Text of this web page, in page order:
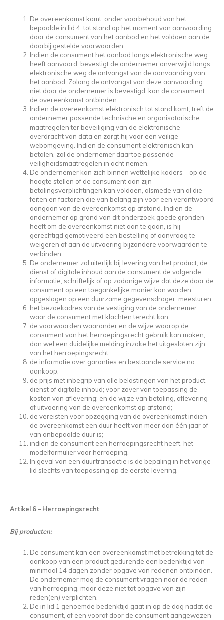
De overeenkomst komt, onder voorbehoud van het
bepaalde in lid 4, tot stand op het moment van aanvaarding
door de consument van het aanbod en het voldoen aan de
daarbij gestelde voorwaarden.
Indien de consument het aanbod langs elektronische weg
heeft aanvaard, bevestigt de ondernemer onverwijld langs
elektronische weg de ontvangst van de aanvaarding van
het aanbod. Zolang de ontvangst van deze aanvaarding
niet door de ondernemer is bevestigd, kan de consument
de overeenkomst ontbinden.
Indien de overeenkomst elektronisch tot stand komt, treft de
ondernemer passende technische en organisatorische
maatregelen ter beveiliging van de elektronische
overdracht van data en zorgt hij voor een veilige
webomgeving. Indien de consument elektronisch kan
betalen, zal de ondernemer daartoe passende
veiligheidsmaatregelen in acht nemen.
De ondernemer kan zich binnen wettelijke kaders – op de
hoogte stellen of de consument aan zijn
betalingsverplichtingen kan voldoen, alsmede van al die
feiten en factoren die van belang zijn voor een verantwoord
aangaan van de overeenkomst op afstand. Indien de
ondernemer op grond van dit onderzoek goede gronden
heeft om de overeenkomst niet aan te gaan, is hij
gerechtigd gemotiveerd een bestelling of aanvraag te
weigeren of aan de uitvoering bijzondere voorwaarden te
verbinden.
De ondernemer zal uiterlijk bij levering van het product, de
dienst of digitale inhoud aan de consument de volgende
informatie, schriftelijk of op zodanige wijze dat deze door de
consument op een toegankelijke manier kan worden
opgeslagen op een duurzame gegevensdrager, meesturen:
het bezoekadres van de vestiging van de ondernemer
waar de consument met klachten terecht kan;
de voorwaarden waaronder en de wijze waarop de
consument van het herroepingsrecht gebruik kan maken,
dan wel een duidelijke melding inzake het uitgesloten zijn
van het herroepingsrecht;
de informatie over garanties en bestaande service na
aankoop;
de prijs met inbegrip van alle belastingen van het product,
dienst of digitale inhoud; voor zover van toepassing de
kosten van aflevering; en de wijze van betaling, aflevering
of uitvoering van de overeenkomst op afstand;
de vereisten voor opzegging van de overeenkomst indien
de overeenkomst een duur heeft van meer dan één jaar of
van onbepaalde duur is;
indien de consument een herroepingsrecht heeft, het
modelformulier voor herroeping.
In geval van een duurtransactie is de bepaling in het vorige
lid slechts van toepassing op de eerste levering.
Artikel 6 – Herroepingsrecht
Bij producten:
De consument kan een overeenkomst met betrekking tot de
aankoop van een product gedurende een bedenktijd van
minimaal 14 dagen zonder opgave van redenen ontbinden.
De ondernemer mag de consument vragen naar de reden
van herroeping, maar deze niet tot opgave van zijn
reden(en) verplichten.
De in lid 1 genoemde bedenktijd gaat in op de dag nadat de
consument, of een vooraf door de consument aangewezen